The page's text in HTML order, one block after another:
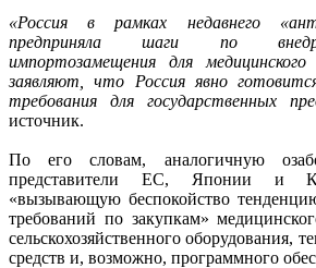
«Россия в рамках недавнего
предприняла шаги по
импортозамещения для
заявляют, что Россия явно
требования для государственных
источник.
По его словам, аналогичную
представители ЕС, Японии и
«вызывающую беспокойство
требований по закупкам»
сельскохозяйственного оборудования,
средств и, возможно, программного